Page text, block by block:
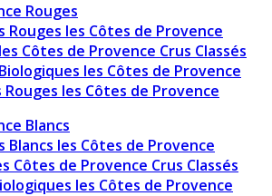
Rouges
Rouges les Côtes de Provence
Côtes de Provence Crus Classés
les Côtes de Provence
Rouges les Côtes de Provence
Blancs
Blancs les Côtes de Provence
Côtes de Provence Crus Classés
les Côtes de Provence